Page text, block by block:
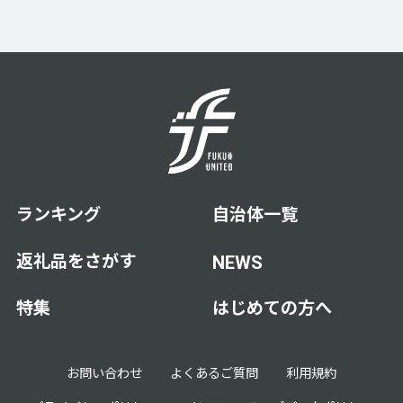
ランキング
返礼品をさがす
特集
自治体一覧
NEWS
はじめての方へ
お問い合わせ よくあるご質問
利用規約